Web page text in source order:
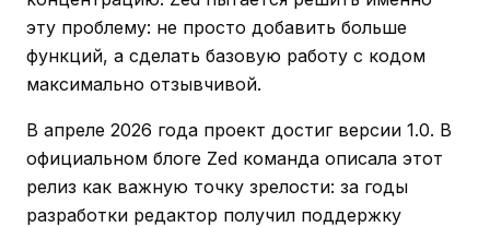
эту проблему: не просто добавить больше
функций, а сделать базовую работу с кодом
максимально отзывчивой.
В апреле 2026 года проект достиг версии 1.0. В
официальном блоге Zed команда описала этот
релиз как важную точку зрелости: за годы
разработки редактор получил поддержку